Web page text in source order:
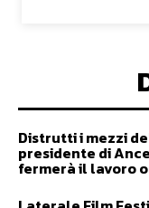
Distrutti i mezzi
presidente di
fermerà il lavoro